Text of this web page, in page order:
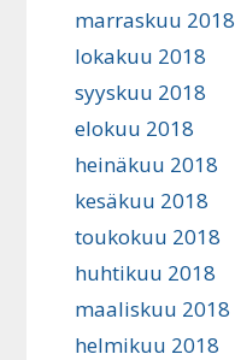
marraskuu 2018
lokakuu 2018
syyskuu 2018
elokuu 2018
heinäkuu 2018
kesäkuu 2018
toukokuu 2018
huhtikuu 2018
maaliskuu 2018
helmikuu 2018